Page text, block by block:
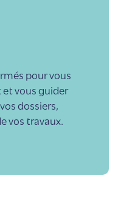
pour vous
et vous guider
dossiers,
vos travaux.